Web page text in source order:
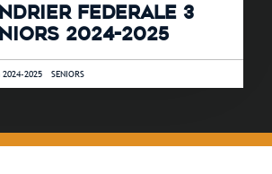
FEDERALE 3
2024-2025
2024-2025 -SENIORS